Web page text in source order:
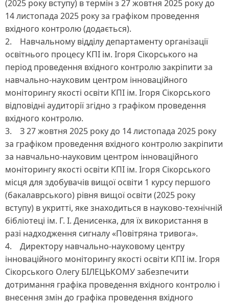
(2025 року вступу) в термін з 27 жовтня 2025 року до
14 листопада 2025 року за графіком проведення
вхідного контролю (додається).
2. Навчальному відділу департаменту організації
освітнього процесу КПІ ім. Ігоря Сікорського на
період проведення вхідного контролю закріпити за
навчально-науковим центром інноваційного
моніторингу якості освіти КПІ ім. Ігоря Сікорського
відповідні аудиторії згідно з графіком проведення
вхідного контролю.
3. З 27 жовтня 2025 року до 14 листопада 2025 року
за графіком проведення вхідного контролю закріпити
за навчально-науковим центром інноваційного
моніторингу якості освіти КПІ ім. Ігоря Сікорського
місця для здобувачів вищої освіти 1 курсу першого
(бакалаврського) рівня вищої освіти (2025 року
вступу) в укритті, яке знаходиться в науково-технічній
бібліотеці ім. Г. І. Денисенка, для їх використання в
разі надходження сигналу «Повітряна тривога».
4. Директору навчально-науковому центру
інноваційного моніторингу якості освіти КПІ ім. Ігоря
Сікорського Олегу БІЛЕЦЬКОМУ забезпечити
дотримання графіка проведення вхідного контролю і
внесення змін до графіка проведення вхідного